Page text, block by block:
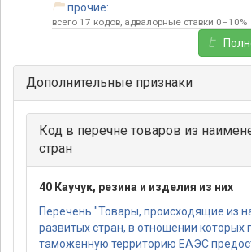
прочие:
всего 17 кодов, адвалорные ставки 0–10%
Дополнительные признаки
Код в перечне товаров из
стран
40 Каучук, резина и изделия из них
Перечень "Товары, происходящие из
развитых стран, в отношении которых
таможенную территорию ЕАЭС